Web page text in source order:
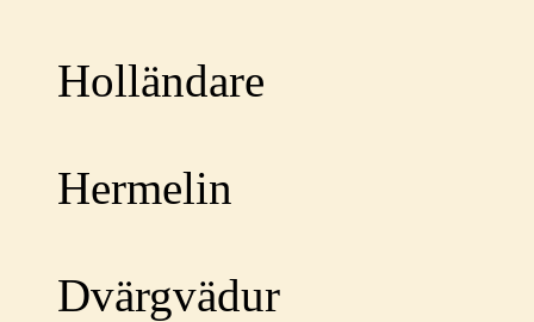
Holländare
Hermelin
Dvärgvädur